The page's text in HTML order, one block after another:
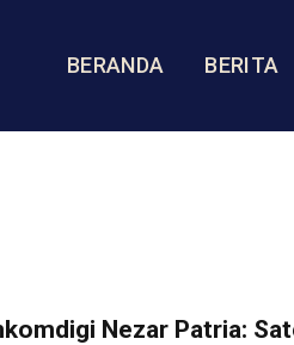
BERANDA BERITA
Nezar Patria: